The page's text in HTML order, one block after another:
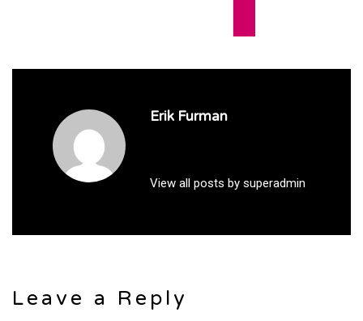
Erik Furman
View all posts by superadmin
Leave a Reply